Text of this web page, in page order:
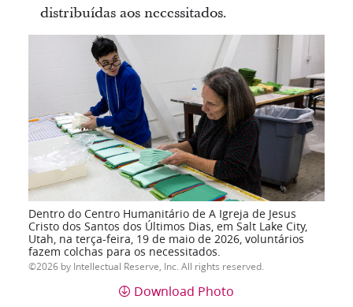
distribuídas aos necessitados.
Dentro do Centro Humanitário de A Igreja de Jesus
Cristo dos Santos dos Últimos Dias, em Salt Lake City,
Utah, na terça-feira, 19 de maio de 2026, voluntários
fazem colchas para os necessitados.
2026 by Intellectual Reserve, Inc. All rights reserved.
Download Photo